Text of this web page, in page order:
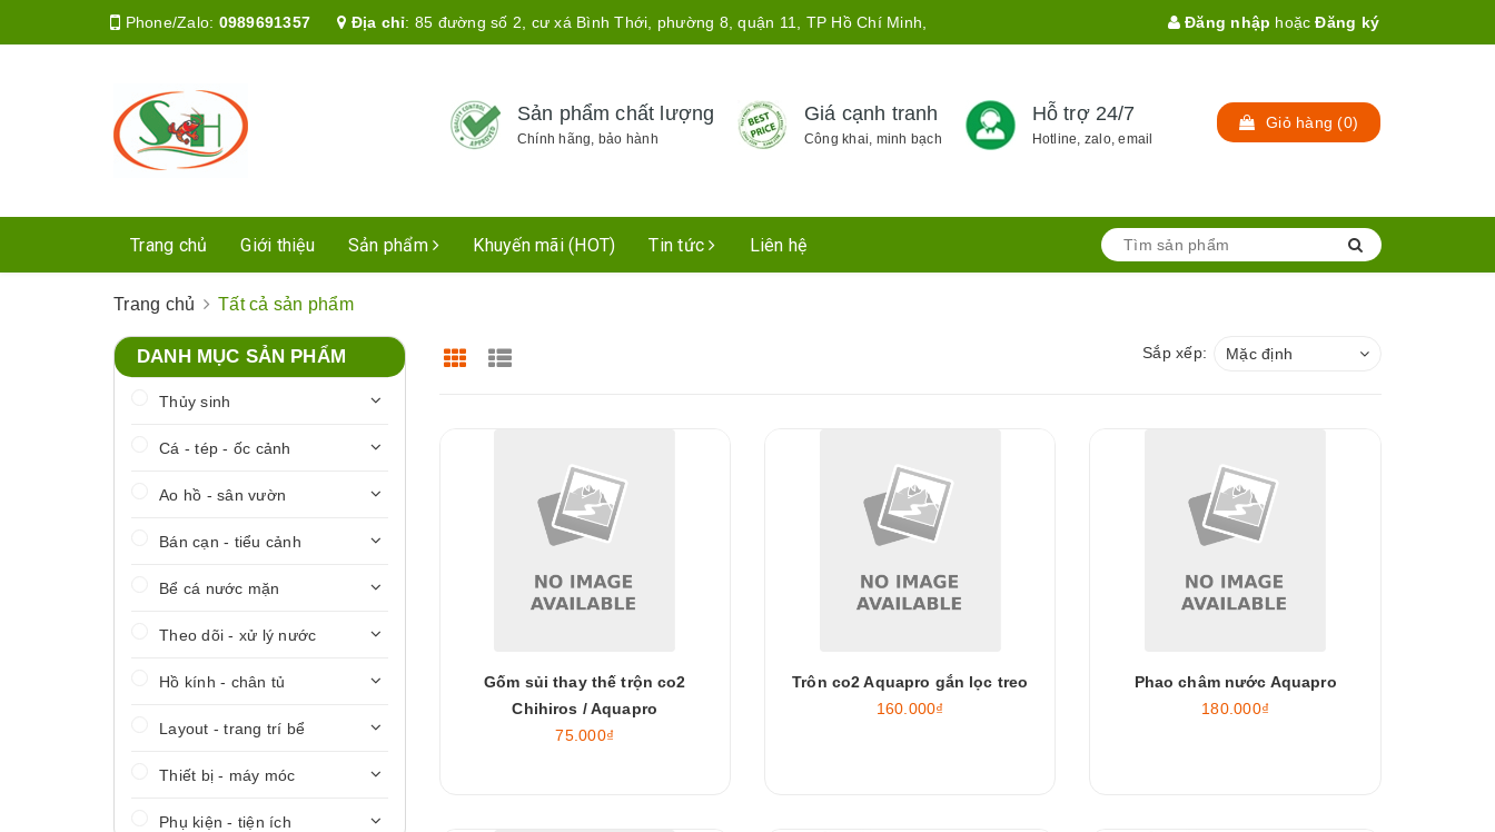
Phone/Zalo: 0989691357 Địa chỉ: 85 đường số 2, cư xá Bình Thới, phường 8, quận 11, TP Hồ Chí Minh, Đăng nhập hoặc Đăng ký
Sản phẩm chất lượng
Chính hãng, bảo hành
Giá cạnh tranh
Công khai, minh bạch
Hỗ trợ 24/7
Hotline, zalo, email
Giỏ hàng (0)
Trang chủ Giới thiệu Sản phẩm Khuyến mãi (HOT) Tin tức Liên hệ
Trang chủ Tất cả sản phẩm
Sắp xếp: Mặc định
Gốm sủi thay thế trộn co2
Chihiros / Aquapro
75.000₫
Trôn co2 Aquapro gắn lọc treo
160.000₫
Phao châm nước Aquapro
180.000₫
DANH MỤC SẢN PHẨM
Thủy sinh
Cá - tép - ốc cảnh
Ao hồ - sân vườn
Bán cạn - tiểu cảnh
Bể cá nước mặn
Theo dõi - xử lý nước
Hồ kính - chân tủ
Layout - trang trí bể
Thiết bị - máy móc
Phụ kiện - tiện ích